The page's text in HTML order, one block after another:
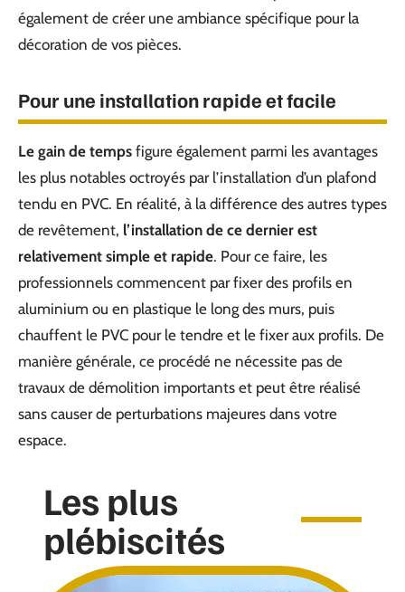
également de créer une ambiance spécifique pour la
décoration de vos pièces.
Pour une installation rapide et facile
Le gain de temps figure également parmi les avantages
les plus notables octroyés par l’installation d’un plafond
tendu en PVC. En réalité, à la différence des autres types
de revêtement, l’installation de ce dernier est
relativement simple et rapide. Pour ce faire, les
professionnels commencent par fixer des profils en
aluminium ou en plastique le long des murs, puis
chauffent le PVC pour le tendre et le fixer aux profils. De
manière générale, ce procédé ne nécessite pas de
travaux de démolition importants et peut être réalisé
sans causer de perturbations majeures dans votre
espace.
Les plus
plébiscités